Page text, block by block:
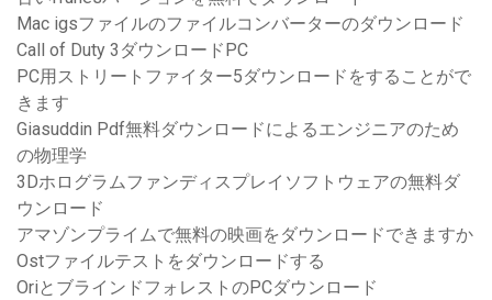
Mac igsファイルのファイルコンバーターのダウンロード
Call of Duty 3ダウンロードPC
PC用ストリートファイター5ダウンロードをすることがで
きます
Giasuddin Pdf無料ダウンロードによるエンジニアのため
の物理学
3Dホログラムファンディスプレイソフトウェアの無料ダ
ウンロード
アマゾンプライムで無料の映画をダウンロードできますか
Ostファイルテストをダウンロードする
OriとブラインドフォレストのPCダウンロード